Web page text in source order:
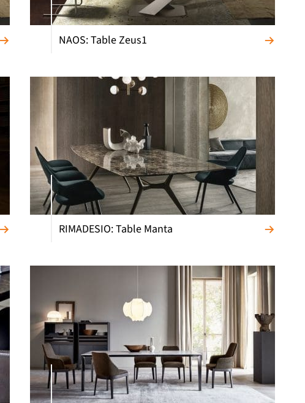
NAOS: Table Zeus1
RIMADESIO: Table Manta